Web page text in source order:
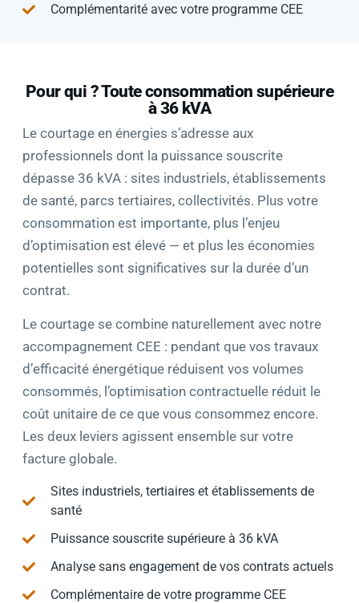
Complémentarité avec votre programme CEE
Pour qui ? Toute consommation supérieure
à 36 kVA
Le courtage en énergies s’adresse aux
professionnels dont la puissance souscrite
dépasse 36 kVA : sites industriels, établissements
de santé, parcs tertiaires, collectivités. Plus votre
consommation est importante, plus l’enjeu
d’optimisation est élevé — et plus les économies
potentielles sont significatives sur la durée d’un
contrat.
Le courtage se combine naturellement avec notre
accompagnement CEE : pendant que vos travaux
d’efficacité énergétique réduisent vos volumes
consommés, l’optimisation contractuelle réduit le
coût unitaire de ce que vous consommez encore.
Les deux leviers agissent ensemble sur votre
facture globale.
Sites industriels, tertiaires et établissements de
santé
Puissance souscrite supérieure à 36 kVA
Analyse sans engagement de vos contrats actuels
Complémentaire de votre programme CEE